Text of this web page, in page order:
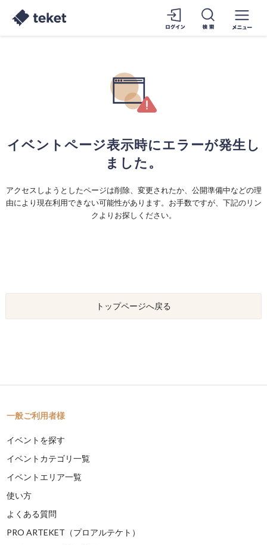
イベントページ表示時にエラーが発生し
ました。
アクセスしようとしたページは削除、変更されたか、公開準備中などの理
由により現在利用できない可能性があります。お手数ですが、下記のリン
クよりお探しください。
トップページへ戻る
一般ご利用者様
イベントを探す
イベントカテゴリ一覧
イベントエリア一覧
使い方
よくある質問
PRO ARTEKET（プロアルテケト）